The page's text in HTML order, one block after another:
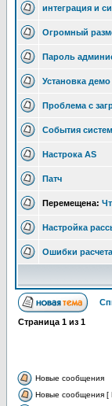
интеграция и
Огромный
Пароль
Установка
Проблема с
События
Настрока AS
Патч
Перемещена:
Настройка
Ошибки
Страница 1 из 1
Новые сообщения
Новые сообщения [